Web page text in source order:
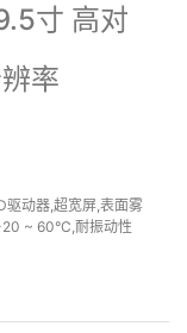
寸 高对
率
驱动器,超宽屏,表面雾
~ 60°C,耐振动性